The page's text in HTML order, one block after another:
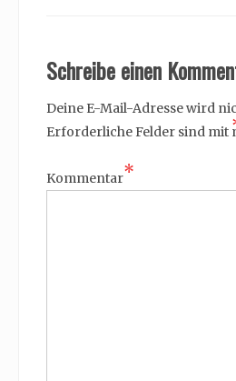
Schreibe einen
Deine E-Mail-Adresse wird
Erforderliche Felder sind mit
Kommentar*